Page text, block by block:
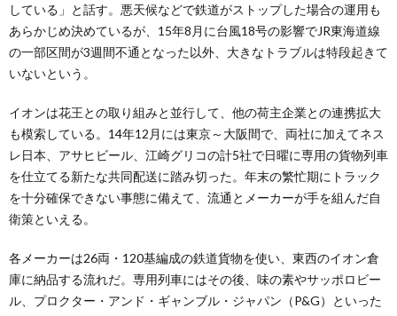
している」と話す。悪天候などで鉄道がストップした場合の運用も
あらかじめ決めているが、15年8月に台風18号の影響でJR東海道線
の一部区間が3週間不通となった以外、大きなトラブルは特段起きて
いないという。
イオンは花王との取り組みと並行して、他の荷主企業との連携拡大
も模索している。14年12月には東京～大阪間で、両社に加えてネス
レ日本、アサヒビール、江崎グリコの計5社で日曜に専用の貨物列車
を仕立てる新たな共同配送に踏み切った。年末の繁忙期にトラック
を十分確保できない事態に備えて、流通とメーカーが手を組んだ自
衛策といえる。
各メーカーは26両・120基編成の鉄道貨物を使い、東西のイオン倉
庫に納品する流れだ。専用列車にはその後、味の素やサッポロビー
ル、プロクター・アンド・ギャンブル・ジャパン（P&G）といった